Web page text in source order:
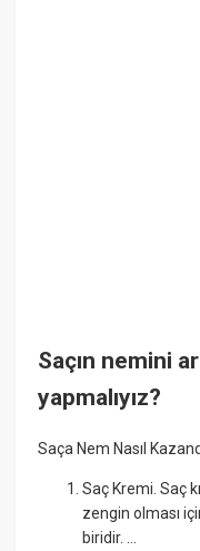
Saçın nemini
yapmalıyız?
Saça Nem Nasıl
Saç Kremi. Saç
zengin olması
biridir. ...